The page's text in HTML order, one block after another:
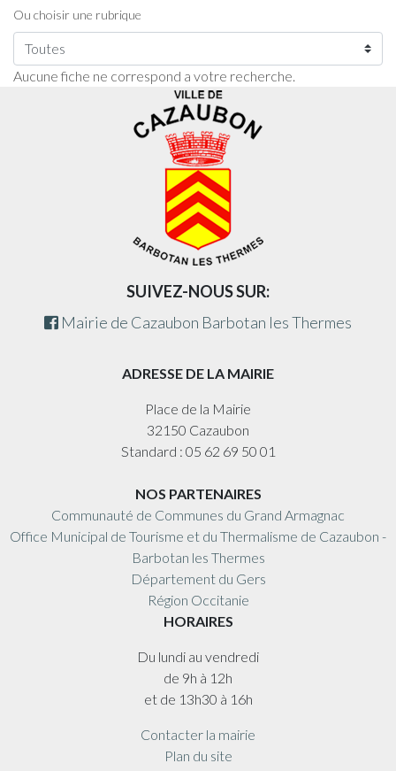
Ou choisir une rubrique
Aucune fiche ne correspond a votre recherche.
ADRESSE DE LA MAIRIE
Place de la Mairie
32150 Cazaubon
Standard : 05 62 69 50 01
NOS PARTENAIRES
Communauté de Communes du Grand Armagnac
Office Municipal de Tourisme et du Thermalisme de Cazaubon -
Barbotan les Thermes
Département du Gers
Région Occitanie
SUIVEZ-NOUS SUR:
Mairie de Cazaubon Barbotan les Thermes
HORAIRES
Du lundi au vendredi
de 9h à 12h
et de 13h30 à 16h
Contacter la mairie
Plan du site